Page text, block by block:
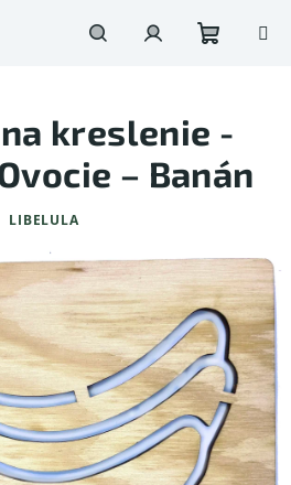
košík
kreslenie -
– Banán
LIBELULA